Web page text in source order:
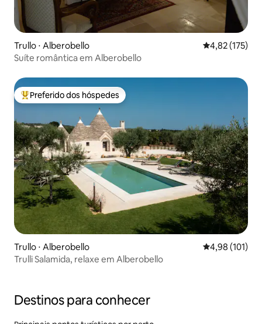
Trullo ⋅ Alberobello 4,82 de uma
4,82 (175)
Suíte romântica em Alberobello
Entre os melhores preferidos dos hóspedes
Preferido dos hóspedes
Trullo ⋅ Alberobello 4,98 de uma
4,98 (101)
Trulli Salamida, relaxe em Alberobello
Destinos para conhecer